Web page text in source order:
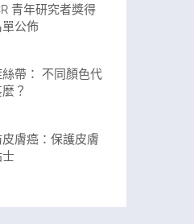
青年研究者獎得
單公佈
絲帶： 不同顏色代
？
皮膚癌：保護皮膚
士